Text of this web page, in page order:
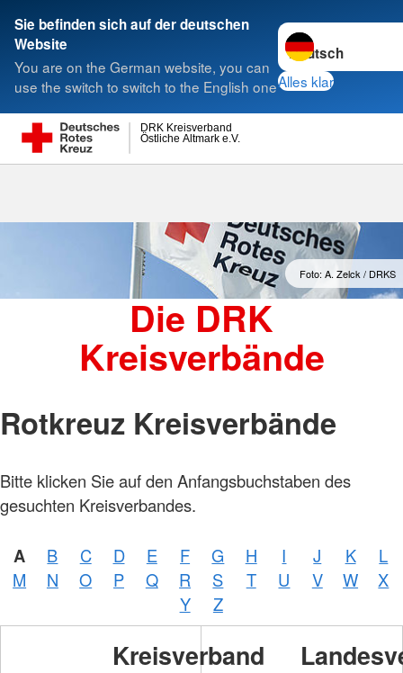
Sie befinden sich auf der deutschen
Website
You are on the German website, you can
use the switch to switch to the English one
Sprache wechseln
Alles klar
Östliche Altmark e.V.
DRK Kreisverband
Suche
Kreisverbände
Foto: A. Zelck / DRKS
Die DRK
Kreisverbände
Rotkreuz Kreisverbände
Bitte klicken Sie auf den Anfangsbuchstaben des
gesuchten Kreisverbandes.
A B C D E F G H I J K
L
M
N O P Q R S T U V W
X
Y
Z
Kreisverband